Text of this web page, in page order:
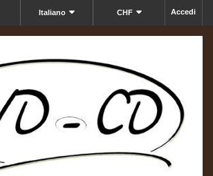
Accedi
CHF
Italiano